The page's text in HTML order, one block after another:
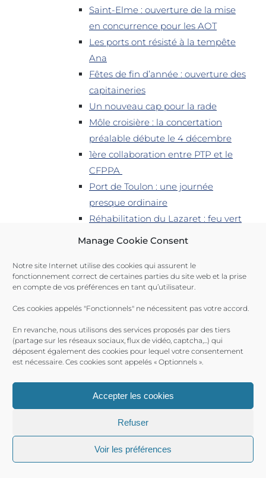
Manage Cookie Consent
Notre site Internet utilise des cookies qui assurent le
fonctionnement correct de certaines parties du site web et la prise
en compte de vos préférences en tant qu’utilisateur.
Ces cookies appelés "Fonctionnels" ne nécessitent pas votre accord.
En revanche, nous utilisons des services proposés par des tiers
(partage sur les réseaux sociaux, flux de vidéo, captcha,...) qui
déposent également des cookies pour lequel votre consentement
est nécessaire. Ces cookies sont appelés « Optionnels ».
Accepter les cookies
Refuser
Voir les préférences
Saint-Elme : ouverture de la mise
en concurrence pour les AOT
Les ports ont résisté à la tempête
Ana
Fêtes de fin d’année : ouverture des
capitaineries
Un nouveau cap pour la rade
Môle croisière : la concertation
préalable débute le 4 décembre
1ère collaboration entre PTP et le
CFPPA
Port de Toulon : une journée
presque ordinaire
Réhabilitation du Lazaret : feu vert
de l’État
d’intention
Première escale pour l’Akdeniz,
Nettoyage de printemps au Levant
L’enquête publique pour le quai Lo-
Lo débute le 12 avril
Avis favorable pour la réhabilitation
Le Jean-Nicoli dérouté
Le port de Porquerolles, à la une
d’un téléfilm
Catégorie :
Travaux portuaires
Porquerolles : remplacement des